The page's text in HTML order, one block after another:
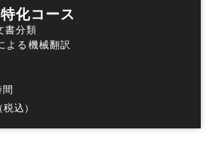
化コース
書分類
る機械翻訳
税込）